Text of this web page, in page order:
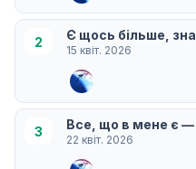
2 Є щось більше,
15 квіт. 2026
3 Все, що в мене є —
22 квіт. 2026